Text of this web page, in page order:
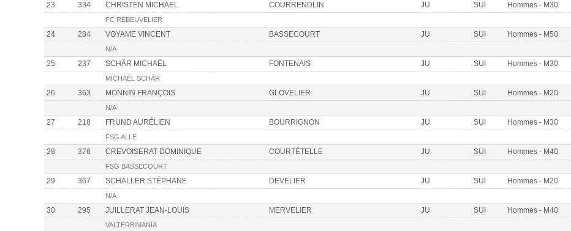
23 334 CHRISTEN MICHAEL COURRENDLIN JU SUI Hommes - M30
FC REBEUVELIER
24 284 VOYAME VINCENT BASSECOURT JU SUI Hommes - M50
N/A
25 237 SCHÄR MICHAËL FONTENAIS JU SUI Hommes - M30
MICHAËL SCHÄR
26 363 MONNIN FRANÇOIS GLOVELIER JU SUI Hommes - M20
N/A
27 218 FRUND AURÉLIEN BOURRIGNON JU SUI Hommes - M30
FSG ALLE
28 376 CREVOISERAT DOMINIQUE COURTÉTELLE JU SUI Hommes - M40
FSG BASSECOURT
29 367 SCHALLER STÉPHANE DEVELIER JU SUI Hommes - M20
N/A
30 295 JUILLERAT JEAN-LOUIS MERVELIER JU SUI Hommes - M40
VALTERBIMANIA